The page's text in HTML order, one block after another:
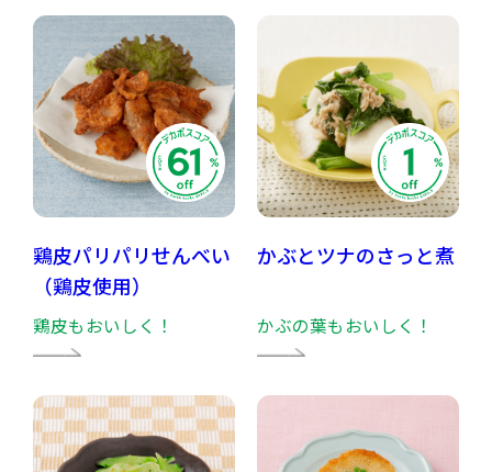
鶏皮パリパリせんべい
（鶏皮使用）
鶏皮もおいしく！
かぶとツナのさっと煮
かぶの葉もおいしく！